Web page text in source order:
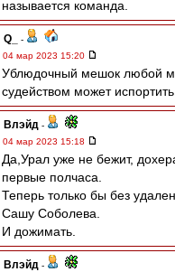
называется команда.
Q_
-
04 мар 2023 15:20
Ублюдочный мешок любой
судейством может испортить.
Влэйд -
04 мар 2023 15:18
Да,Урал уже не бежит,
первые полчаса.
Теперь только бы без
Сашу Соболева.
И дожимать.
Влэйд -